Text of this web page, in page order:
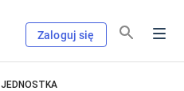
Zaloguj się
JEDNOSTKA